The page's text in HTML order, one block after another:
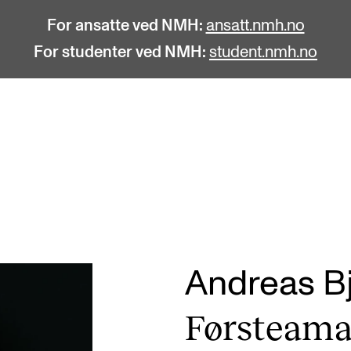
For ansatte ved NMH: ansatt.nmh.no
For studenter ved NMH: student.nmh.no
Fagmiljøer
Studentutvalet SUT (student.nmh.no)
Andreas